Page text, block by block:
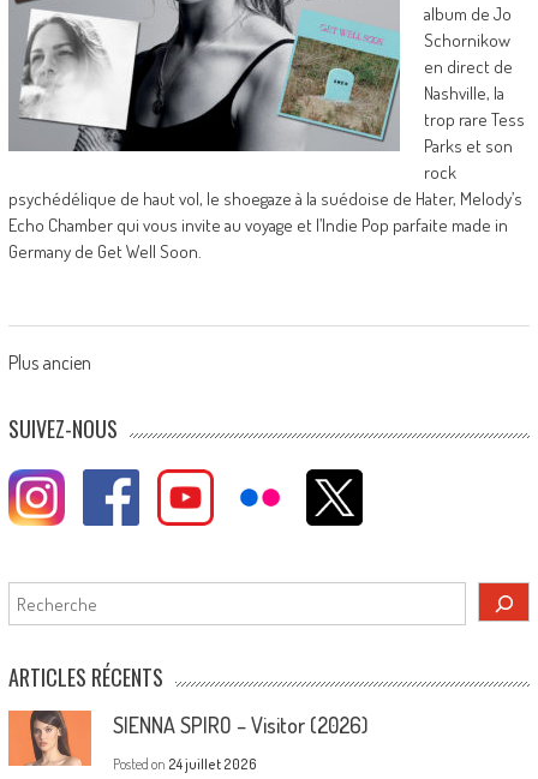
album de Jo
Schornikow
en direct de
Nashville, la
trop rare Tess
Parks et son
rock
psychédélique de haut vol, le shoegaze à la suédoise de Hater, Melody’s
Echo Chamber qui vous invite au voyage et l’Indie Pop parfaite made in
Germany de Get Well Soon.
Posts
navigation
Plus ancien
SUIVEZ-NOUS
Rechercher
ARTICLES RÉCENTS
SIENNA SPIRO – Visitor (2026)
Posted on 24 juillet 2026